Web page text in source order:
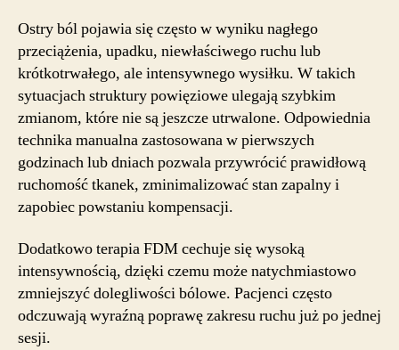
Ostry ból pojawia się często w wyniku nagłego
przeciążenia, upadku, niewłaściwego ruchu lub
krótkotrwałego, ale intensywnego wysiłku. W takich
sytuacjach struktury powięziowe ulegają szybkim
zmianom, które nie są jeszcze utrwalone. Odpowiednia
technika manualna zastosowana w pierwszych
godzinach lub dniach pozwala przywrócić prawidłową
ruchomość tkanek, zminimalizować stan zapalny i
zapobiec powstaniu kompensacji.
Dodatkowo terapia FDM cechuje się wysoką
intensywnością, dzięki czemu może natychmiastowo
zmniejszyć dolegliwości bólowe. Pacjenci często
odczuwają wyraźną poprawę zakresu ruchu już po jednej
sesji.